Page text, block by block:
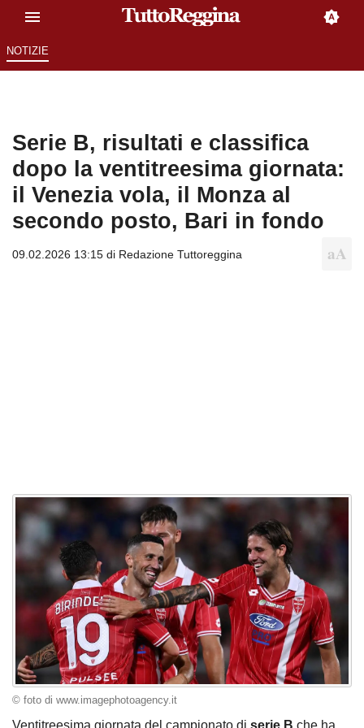
NOTIZIE
Serie B, risultati e classifica
dopo la ventitreesima giornata:
il Venezia vola, il Monza al
secondo posto, Bari in fondo
09.02.2026 13:15 di Redazione Tuttoreggina
© foto di www.imagephotoagency.it